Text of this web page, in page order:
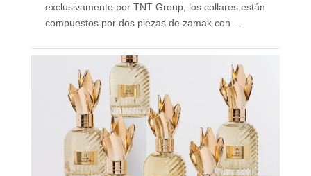
exclusivamente por TNT Group, los collares están
compuestos por dos piezas de zamak con ...